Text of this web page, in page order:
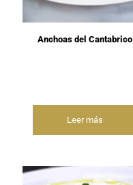
Anchoas del Cantabrico
Leer más